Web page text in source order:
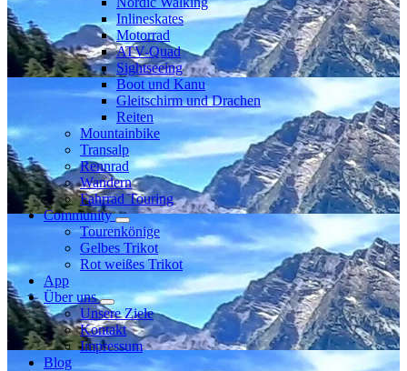
Inlineskates
Motorrad
ATV-Quad
Sightseeing
Boot und Kanu
Gleitschirm und Drachen
Reiten
Mountainbike
Transalp
Rennrad
Wandern
Fahrrad Touring
Community
Tourenkönige
Gelbes Trikot
Rot weißes Trikot
App
Über uns
Unsere Ziele
Kontakt
Impressum
Blog